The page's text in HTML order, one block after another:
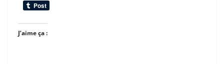
J’aime ça :